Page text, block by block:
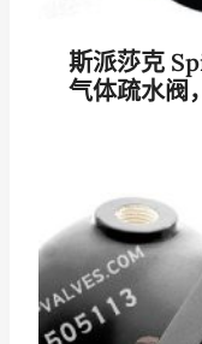
斯派莎克
气体疏水阀